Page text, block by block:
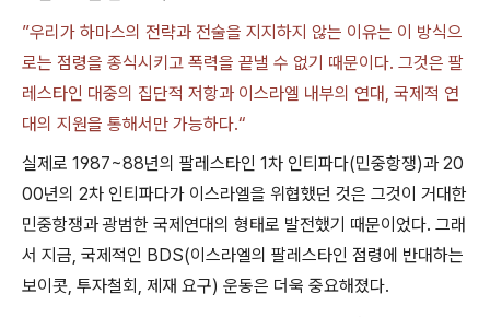
”우리가 하마스의 전략과 전술을 지지하지 않는 이유는 이 방식으
로는 점령을 종식시키고 폭력을 끝낼 수 없기 때문이다. 그것은 팔
레스타인 대중의 집단적 저항과 이스라엘 내부의 연대, 국제적 연
대의 지원을 통해서만 가능하다.“
실제로 1987~88년의 팔레스타인 1차 인티파다(민중항쟁)과 20
00년의 2차 인티파다가 이스라엘을 위협했던 것은 그것이 거대한
민중항쟁과 광범한 국제연대의 형태로 발전했기 때문이었다. 그래
서 지금, 국제적인 BDS(이스라엘의 팔레스타인 점령에 반대하는
보이콧, 투자철회 , 제재 요구) 운동은 더욱 중요해졌다.